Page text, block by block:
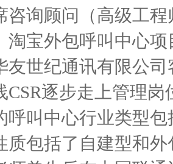
咨询顾问（高级工
淘宝外包呼叫中心
友世纪通讯有限公
CSR逐步走上管理
呼叫中心行业类型
质包括了自建型和外